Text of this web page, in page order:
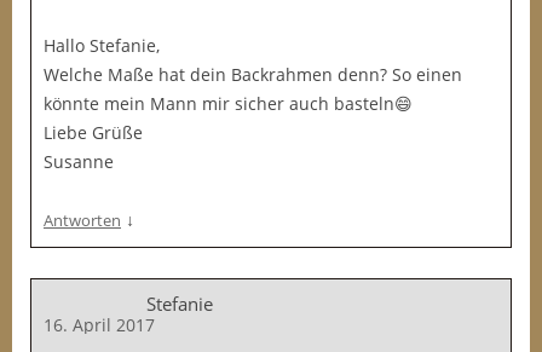
Hallo Stefanie,
Welche Maße hat dein Backrahmen denn? So einen
könnte mein Mann mir sicher auch basteln😄
Liebe Grüße
Susanne
Antworten ↓
Stefanie
16. April 2017